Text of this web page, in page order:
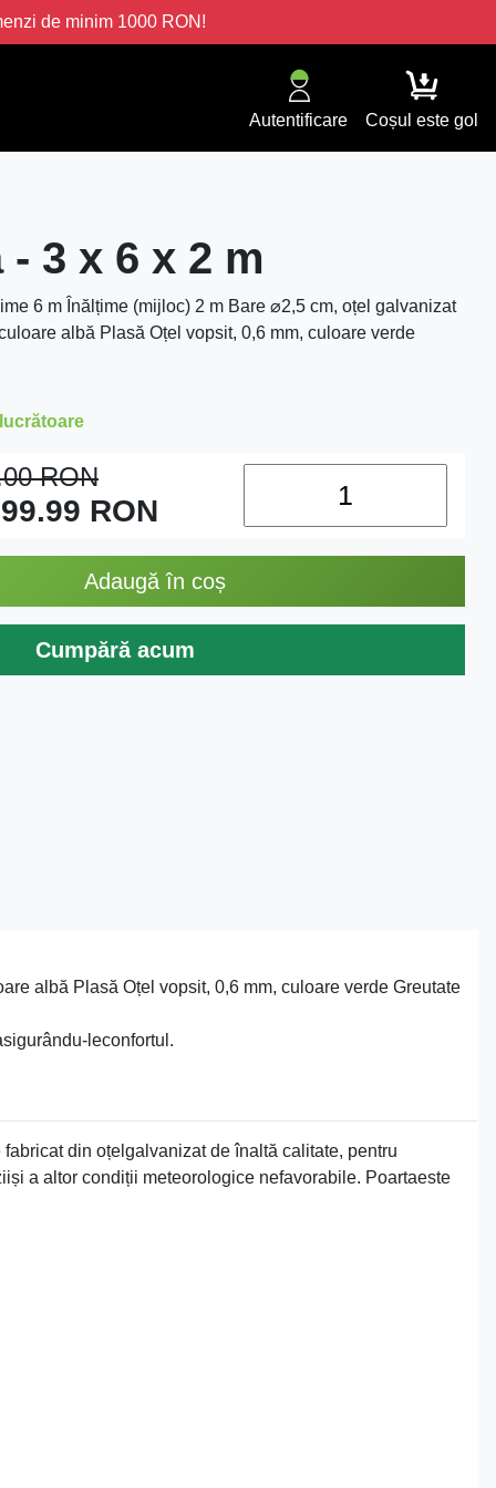
de minim 1000 RON!
Autentificare Coșul este gol
3 x 6 x 2 m
6 m Înălțime (mijloc) 2 m Bare ⌀2,5 cm, oțel galvanizat
albă Plasă Oțel vopsit, 0,6 mm, culoare verde
RON
RON
Adaugă în coș
Cumpără acum
albă Plasă Oțel vopsit, 0,6 mm, culoare verde Greutate
leconfortul.
din oțelgalvanizat de înaltă calitate, pentru
a altor condiții meteorologice nefavorabile. Poartaeste